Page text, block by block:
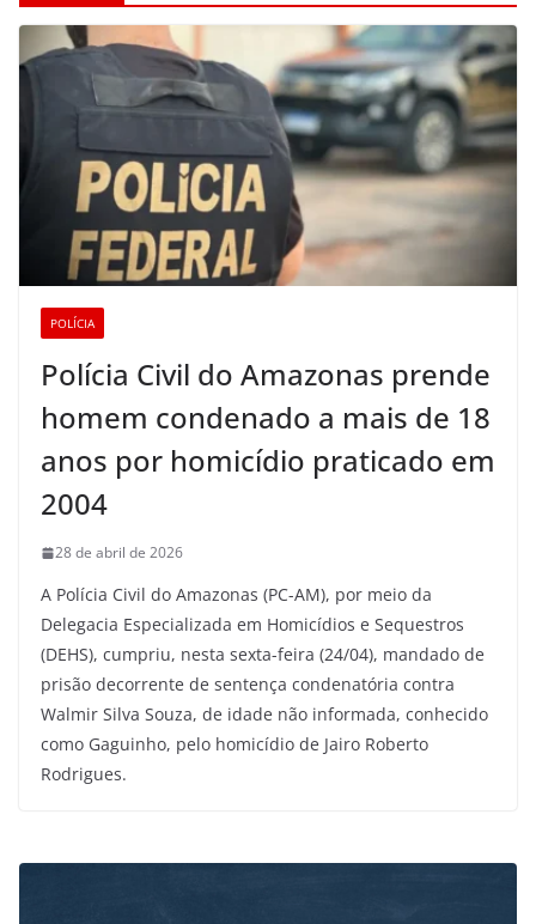
POLÍCIA
Polícia Civil do Amazonas prende
homem condenado a mais de 18
anos por homicídio praticado em
2004
28 de abril de 2026
A Polícia Civil do Amazonas (PC-AM), por meio da
Delegacia Especializada em Homicídios e Sequestros
(DEHS), cumpriu, nesta sexta-feira (24/04), mandado de
prisão decorrente de sentença condenatória contra
Walmir Silva Souza, de idade não informada, conhecido
como Gaguinho, pelo homicídio de Jairo Roberto
Rodrigues.